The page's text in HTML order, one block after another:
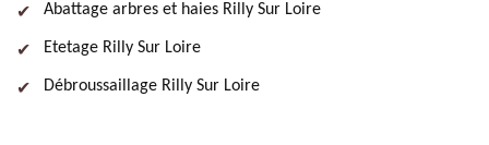
Abattage arbres et haies Rilly Sur Loire
Etetage Rilly Sur Loire
Débroussaillage Rilly Sur Loire